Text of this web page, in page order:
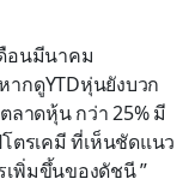
อนมีนาคม
กดูYTDหุ่นยังบวก
ลาดหุ้น กว่า 25% มี
ตรเคมี ที่เห็นชัดแนว
เพิ่มขึ้นของดัชนี ”